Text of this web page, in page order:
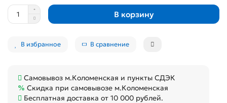
В корзину
В избранное В сравнение
Самовывоз м.Коломенская и пункты СДЭК
Скидка при самовывозе м.Коломенская
Бесплатная доставка от 10 000 рублей.